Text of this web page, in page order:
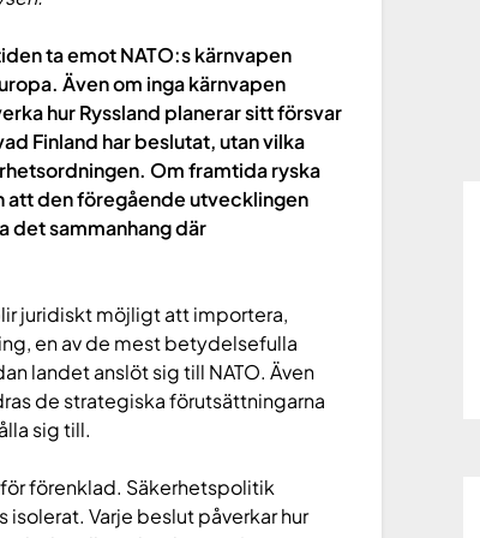
ta emot NATO:s kärnvapen
Även om inga kärnvapen
hur Ryssland planerar sitt försvar
Finland har beslutat, utan vilka
Om framtida ryska
att den föregående utvecklingen
det sammanhang där
juridiskt möjligt att importera,
en av de mest betydelsefulla
landet anslöt sig till NATO. Även
de strategiska förutsättningarna
sig till.
förenklad. Säkerhetspolitik
isolerat. Varje beslut påverkar hur